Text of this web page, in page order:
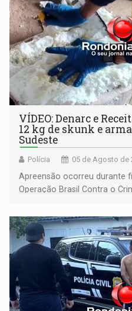
VÍDEO: Denarc e
12 kg de skunk e
Sudeste
Polícia 05 de Agosto de
Apreensão ocorreu durante
Operação Brasil Contra o